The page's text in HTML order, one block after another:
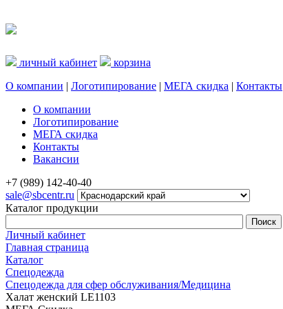
личный кабинет
корзина
О компании | Логотипирование | МЕГА скидка | Контакты
О компании
Логотипирование
МЕГА скидка
Контакты
Вакансии
+7 (989) 142-40-40
sale@sbcentr.ru
Каталог продукции
Личный кабинет
Главная страница
Каталог
Спецодежда
Спецодежда для сфер обслуживания/Медицина
Халат женский LЕ1103